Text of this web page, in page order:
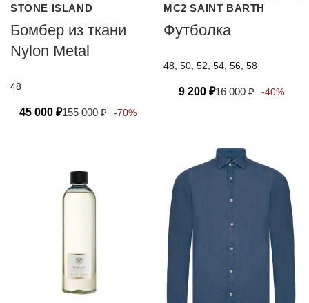
STONE ISLAND
Бомбер из ткани
Nylon Metal
48
45 000 ₽155 000₽ -70%
MC2 SAINT BARTH
Футболка
48, 50, 52, 54, 56, 58
9 200 ₽16 000₽ -40%